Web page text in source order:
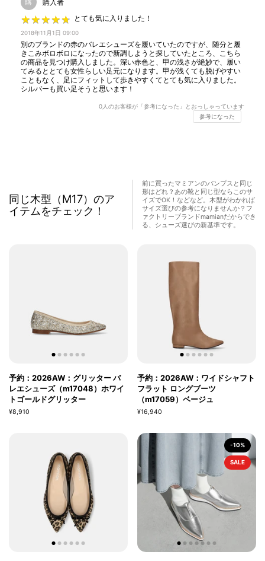
購入者
★★★★★
★★★★★ とても気に入りました！
2018年11月1日 09:00
別のブランドの赤のバレエシューズを履いていたのですが、随分と履
きこみボロボロになったので新調しようと探していたところ、こちら
の商品を見つけ購入しました。深い赤色と、甲の浅さが絶妙で、履い
てみるととても女性らしい足元になります。甲が浅くても脱げやすい
こともなく、足にフィットして歩きやすくてとても気に入りました。
シルバーも買い足そうと思います！
0 人のお客様が「参考になった」とおっしゃっています
参考になった
同じ木型（M17）のア
イテムをチェック！
前に買ったマミアンのパンプスと同じ
形はどれ？あの靴と同じ型ならこのサ
イズでOK！などなど。木型がわかれば
サイズ選びの参考になりませんか？フ
ァクトリーブランドmamianだからでき
る、シューズ選びの新基準です。
予約：2026AW：グリッター バ
レエシューズ（m17048）ホワイ
トゴールドグリッター
¥8,910
予約：2026AW：ワイドシャフト
フラット ロングブーツ
（m17059）ベージュ
¥16,940
-10%
SALE